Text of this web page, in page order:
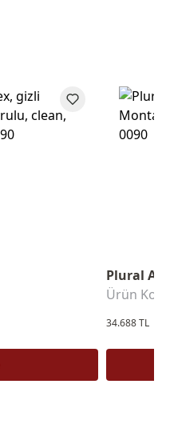
Plural
Ürün
34.688 TL